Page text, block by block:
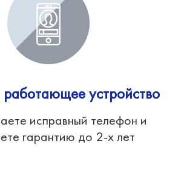
устройство
исправный телефон и
гарантию до 2-х лет